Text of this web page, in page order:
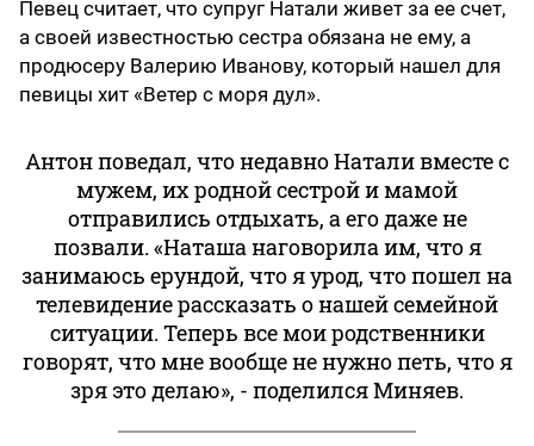
Певец считает, что супруг Натали живет за ее счет,
а своей известностью сестра обязана не ему, а
продюсеру Валерию Иванову, который нашел для
певицы хит «Ветер с моря дул».
Антон поведал, что недавно Натали вместе с
мужем, их родной сестрой и мамой
отправились отдыхать, а его даже не
позвали. «Наташа наговорила им, что я
занимаюсь ерундой, что я урод, что пошел на
телевидение рассказать о нашей семейной
ситуации. Теперь все мои родственники
говорят, что мне вообще не нужно петь, что я
зря это делаю», - поделился Миняев.